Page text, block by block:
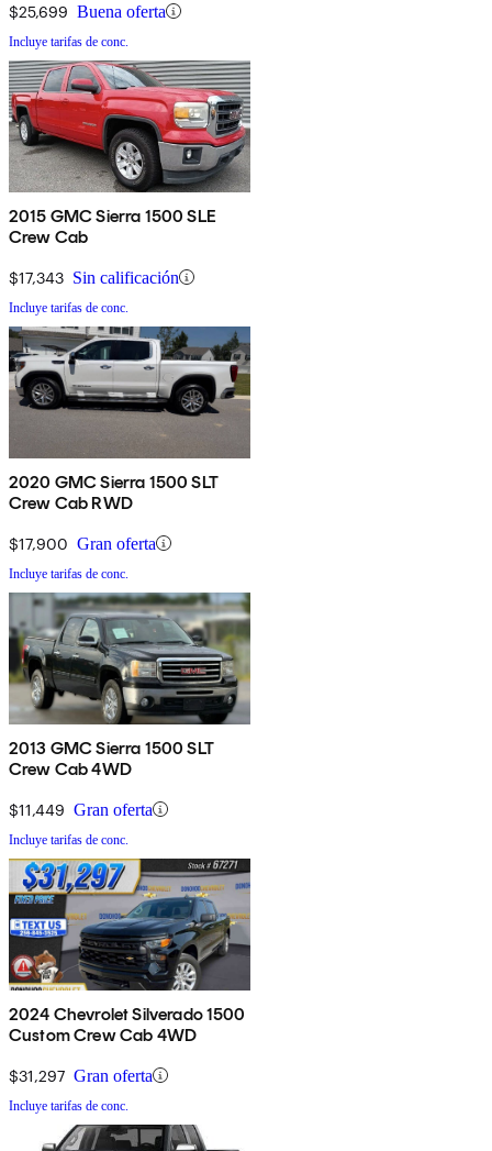
$25,699 Buena oferta
Incluye tarifas de conc.
2015 GMC Sierra 1500 SLE
Crew Cab
$17,343 Sin calificación
Incluye tarifas de conc.
2020 GMC Sierra 1500 SLT
Crew Cab RWD
$17,900 Gran oferta
Incluye tarifas de conc.
2013 GMC Sierra 1500 SLT
Crew Cab 4WD
$11,449 Gran oferta
Incluye tarifas de conc.
2024 Chevrolet Silverado 1500
Custom Crew Cab 4WD
$31,297 Gran oferta
Incluye tarifas de conc.